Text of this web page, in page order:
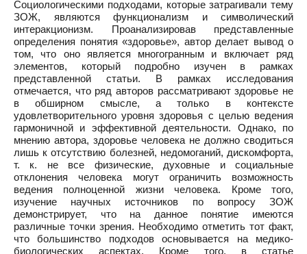
Социологическими подходами, которые затрагивали тему
ЗОЖ, являются функционализм и символический
интеракционизм. Проанализировав представленные
определения понятия «здоровье», автор делает вывод о
том, что оно является многогранным и включает ряд
элементов, который подробно изучен в рамках
представленной статьи. В рамках исследования
отмечается, что ряд авторов рассматривают здоровье не
в обширном смысле, а только в контексте
удовлетворительного уровня здоровья с целью ведения
гармоничной и эффективной деятельности. Однако, по
мнению автора, здоровье человека не должно сводиться
лишь к отсутствию болезней, недомоганий, дискомфорта,
т. к. не все физические, духовные и социальные
отклонения человека могут ограничить возможность
ведения полноценной жизни человека. Кроме того,
изучение научных источников по вопросу ЗОЖ
демонстрирует, что на данное понятие имеются
различные точки зрения. Необходимо отметить тот факт,
что большинство подходов основывается на медико-
биологических аспектах. Кроме того, в статье